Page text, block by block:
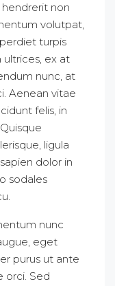
non
volutpat,
turpis
ultrices, ex at
nunc, at
Aenean vitae
felis, in
ligula
dolor in
sodales
nunc
eget
purus ut ante
orci. Sed